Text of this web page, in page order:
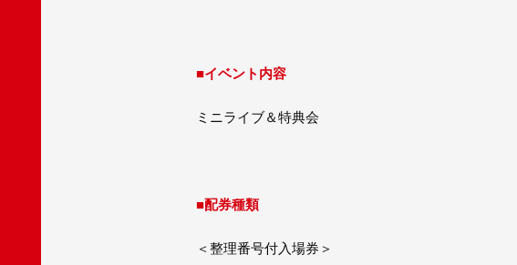
■イベント内容
ミニライブ＆特典会
■配券種類
＜整理番号付入場券＞